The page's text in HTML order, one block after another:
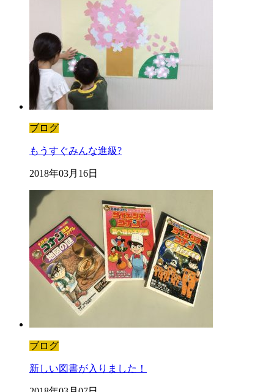
ブログ
もうすぐみんな進級?
2018年03月16日
ブログ
新しい図書が入りました！